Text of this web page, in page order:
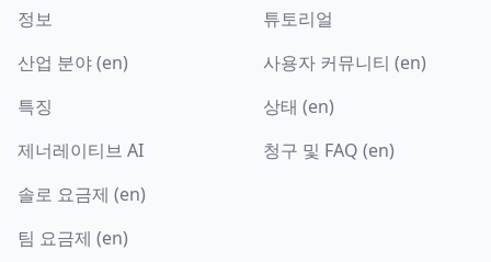
정보
산업 분야 (en)
특징
제너레이티브 AI
솔로 요금제 (en)
팀 요금제 (en)
튜토리얼
사용자 커뮤니티 (en)
상태 (en)
청구 및 FAQ (en)